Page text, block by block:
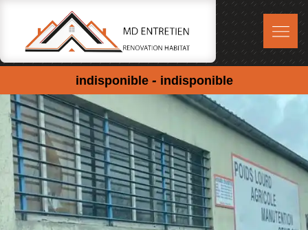
indisponible - indisponible